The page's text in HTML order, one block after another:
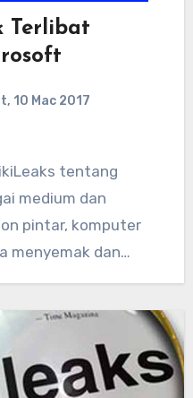
Terlibat
10 Mac 2017
tentang
medium dan
pintar, komputer
menyemak dan…